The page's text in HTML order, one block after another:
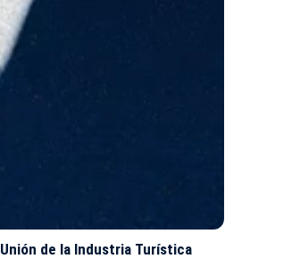
Unión de la Industria Turística